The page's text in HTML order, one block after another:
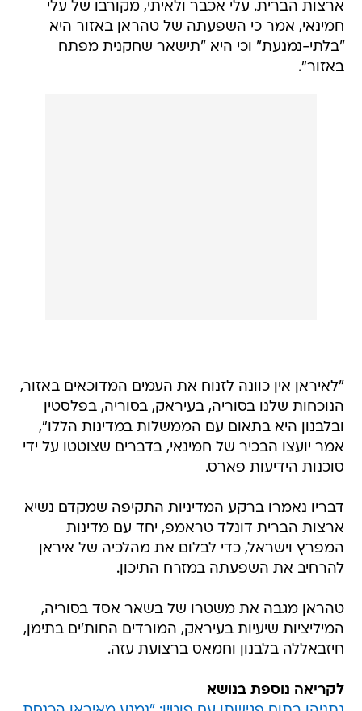
ארצות הברית. עלי אכבר ולאיתי, מקורבו של עלי
חמינאי, אמר כי השפעתה של טהראן באזור היא
"בלתי-נמנעת" וכי היא "תישאר שחקנית מפתח
באזור".
"לאיראן אין כוונה לזנוח את העמים המדוכאים באזור,
הנוכחות שלנו בסוריה, בעיראק, בסוריה, בפלסטין
ובלבנון היא בתאום עם הממשלות במדינות הללו",
אמר יועצו הבכיר של חמינאי, בדברים שצוטטו על ידי
סוכנות הידיעות פארס.
דבריו נאמרו ברקע המדיניות התקיפה שמקדם נשיא
ארצות הברית דונלד טראמפ, יחד עם מדינות
המפרץ וישראל, כדי לבלום את מהלכיה של איראן
להרחיב את השפעתה במזרח התיכון.
טהראן מגבה את משטרו של בשאר אסד בסוריה,
המיליציות שיעיות בעיראק, המורדים החות'ים בתימן,
חיזבאללה בלבנון וחמאס ברצועת עזה.
לקריאה נוספת בנושא